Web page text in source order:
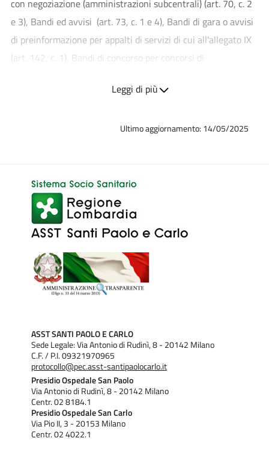
con negoziazione (amministrazioni subcentrali) (art. 70, c. 2
e 3), Bandi ed avvisi (art. 73, c. 1 e 4), Bandi di gara o avvisi
di preinformazione per appalti di servizi di cui all'allegato IX
(art. 142, c. 1), Bandi di concorso per concorsi di
Struttura responsabile della pubblicazione e
Responsabile dell'elaborazione del dato:
Pelliccia - Ing. Luigi Zanolli
Responsabile della pubblicazione del dato:
Pelliccia - Ing. Luigi Zanolli
Responsabile dell'inserimento del dato:
Germana Maldifassi
Leggi di più
Ultimo aggiornamento: 14/05/2025
ASST SANTI PAOLO E CARLO
Sede Legale: Via Antonio di Rudinì, 8 - 20142 Milano
C.F. / P.I. 09321970965
protocollo@pec.asst-santipaolocarlo.it
Presidio Ospedale San Paolo
Via Antonio di Rudinì, 8 - 20142 Milano
Centr. 02 8184.1
Presidio Ospedale San Carlo
Via Pio II, 3 - 20153 Milano
Centr. 02 4022.1